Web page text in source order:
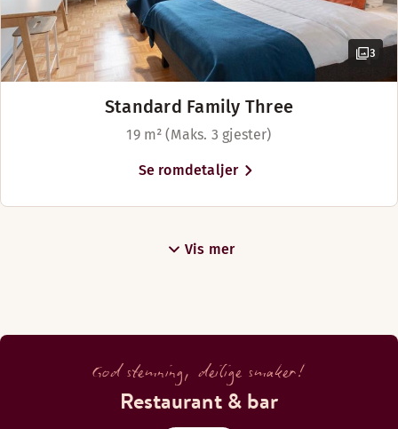
3
Standard Family Three
19 m² (Maks. 3 gjester)
Se romdetaljer
Vis mer
God stemning, deilige smaker!
Restaurant & bar